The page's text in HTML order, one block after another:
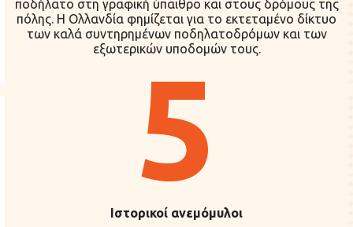
ποδήλατο στη γραφική ύπαιθρο και στους δρόμους της
πόλης. Η Ολλανδία φημίζεται για το εκτεταμένο δίκτυο
των καλά συντηρημένων ποδηλατοδρόμων και των
εξωτερικών υποδομών τους.
5
Ιστορικοί ανεμόμυλοι